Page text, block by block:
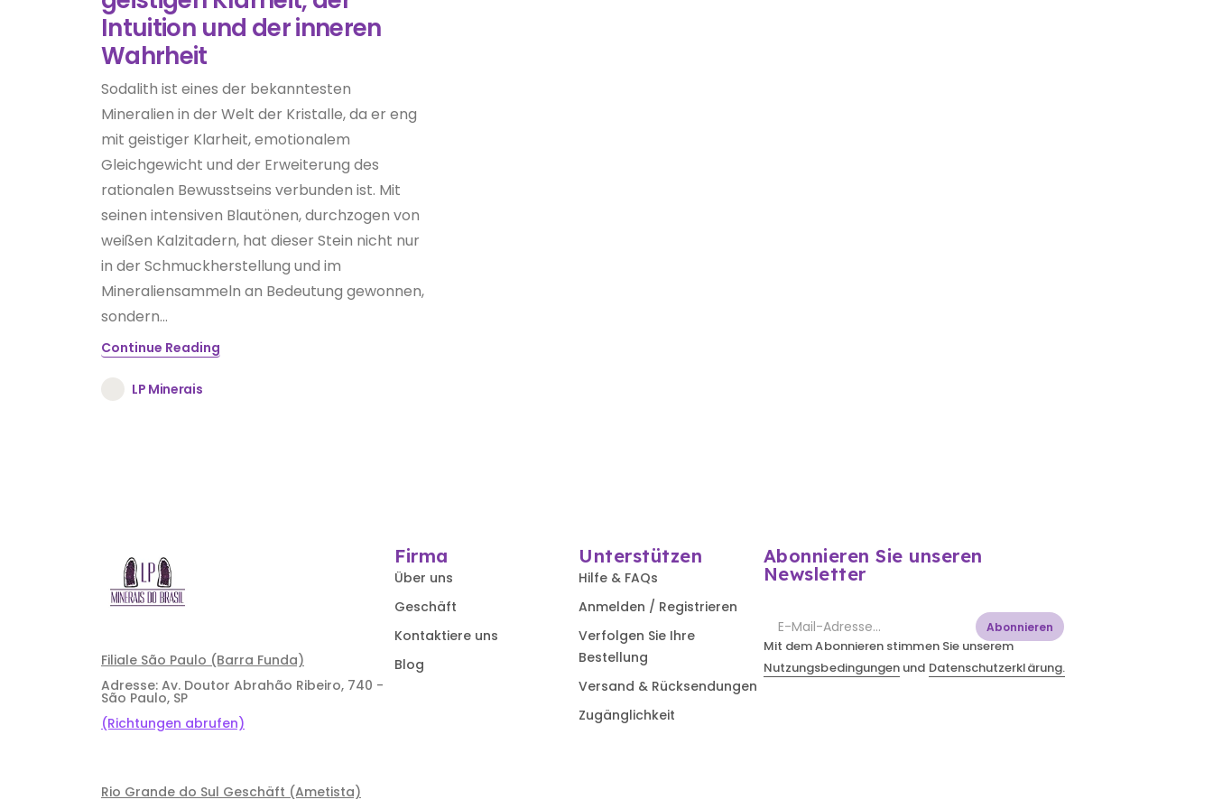
Intuition und der inneren
Wahrheit
Sodalith ist eines der bekanntesten
Mineralien in der Welt der Kristalle, da er eng
mit geistiger Klarheit, emotionalem
Gleichgewicht und der Erweiterung des
rationalen Bewusstseins verbunden ist. Mit
seinen intensiven Blautönen, durchzogen von
weißen Kalzitadern, hat dieser Stein nicht nur
in der Schmuckherstellung und im
Mineraliensammeln an Bedeutung gewonnen,
sondern...
Continue Reading
LP Minerais
Filiale São Paulo (Barra Funda)
Adresse: Av. Doutor Abrahão Ribeiro, 740 -
São Paulo, SP
(Richtungen abrufen)
Rio Grande do Sul Geschäft (Ametista)
Firma
Über uns
Geschäft
Kontaktiere uns
Blog
Unterstützen
Hilfe & FAQs
Anmelden / Registrieren
Verfolgen Sie Ihre
Bestellung
Versand & Rücksendungen
Zugänglichkeit
Abonnieren Sie unseren
Newsletter
Abonnieren
Mit dem Abonnieren stimmen Sie unserem
Nutzungsbedingungen und Datenschutzerklärung.